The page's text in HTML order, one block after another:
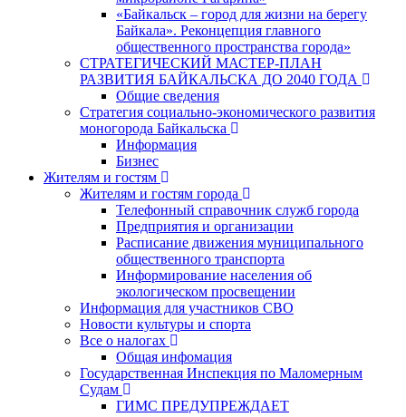
«Байкальск – город для жизни на берегу
Байкала». Реконцепция главного
общественного пространства города»
СТРАТЕГИЧЕСКИЙ МАСТЕР-ПЛАН
РАЗВИТИЯ БАЙКАЛЬСКА ДО 2040 ГОДА
Общие сведения
Стратегия социально-экономического развития
моногорода Байкальска
Информация
Бизнес
Жителям и гостям
Жителям и гостям города
Телефонный справочник служб города
Предприятия и организации
Расписание движения муниципального
общественного транспорта
Информирование населения об
экологическом просвещении
Информация для участников СВО
Новости культуры и спорта
Все о налогах
Общая инфомация
Государственная Инспекция по Маломерным
Судам
ГИМС ПРЕДУПРЕЖДАЕТ